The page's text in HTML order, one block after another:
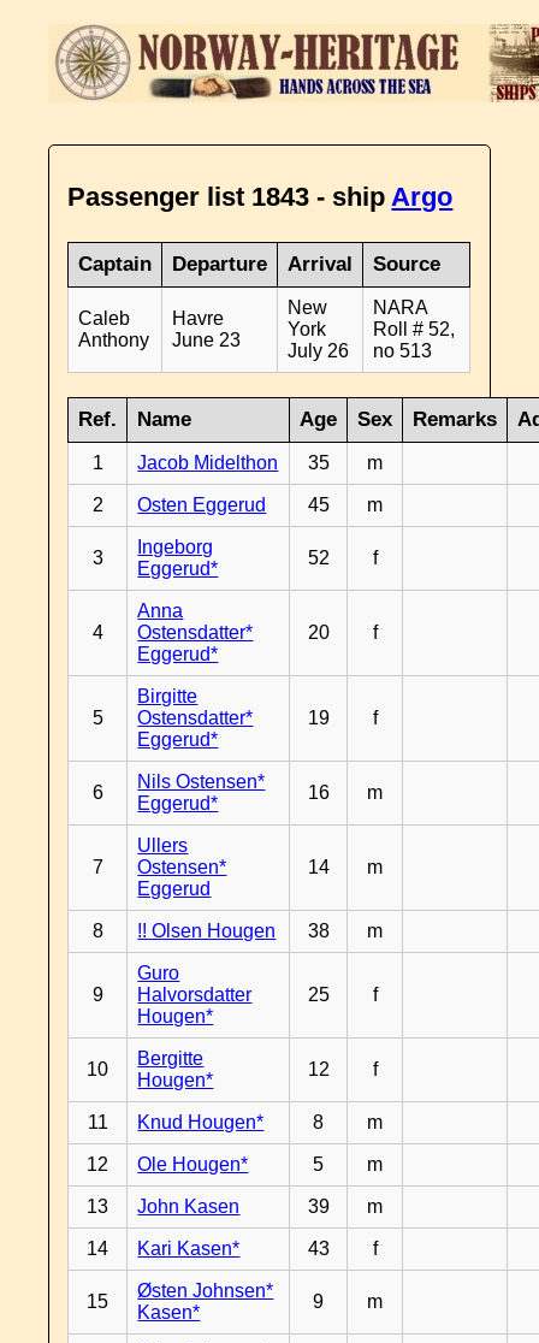
Passenger list 1843 - shipArgo
Captain Departure Arrival Source
Caleb
Anthony
Havre
June 23
New
York
July 26
NARA
Roll # 52,
no 513
Ref. Name Age Sex Remarks
1 Jacob Midelthon 35 m
2 Osten Eggerud 45 m
3
Ingeborg
Eggerud*
52 f
4
Anna
Ostensdatter*
Eggerud*
20 f
5
Birgitte
Ostensdatter*
Eggerud*
19 f
6
Nils Ostensen*
Eggerud*
16 m
7
Ullers
Ostensen*
Eggerud
14 m
8 !! Olsen Hougen 38 m
9
Guro
Halvorsdatter
Hougen*
25 f
10
Bergitte
Hougen*
12 f
11 Knud Hougen* 8 m
12 Ole Hougen* 5 m
13 John Kasen 39 m
14 Kari Kasen* 43 f
15
Østen Johnsen*
Kasen*
9 m